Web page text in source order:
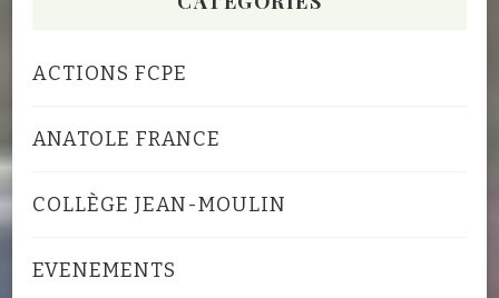
ACTIONS FCPE
ANATOLE FRANCE
COLLÈGE JEAN-MOULIN
EVENEMENTS